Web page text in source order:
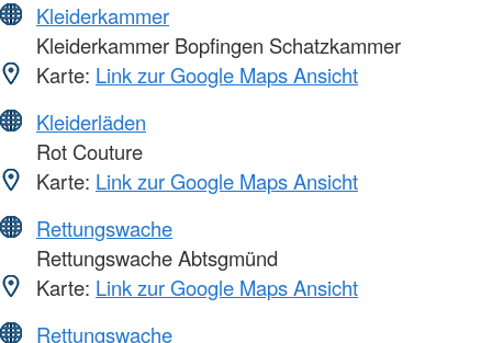
Kleiderkammer
Kleiderkammer Bopfingen Schatzkammer
Karte: Link zur Google Maps Ansicht
Kleiderläden
Rot Couture
Karte: Link zur Google Maps Ansicht
Rettungswache
Rettungswache Abtsgmünd
Karte: Link zur Google Maps Ansicht
Rettungswache